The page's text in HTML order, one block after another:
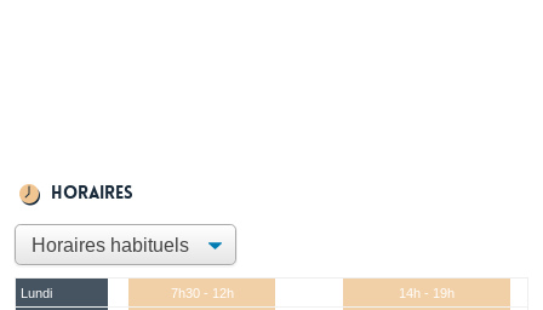
Horaires
Lundi 7h30 - 12h
14h - 19h